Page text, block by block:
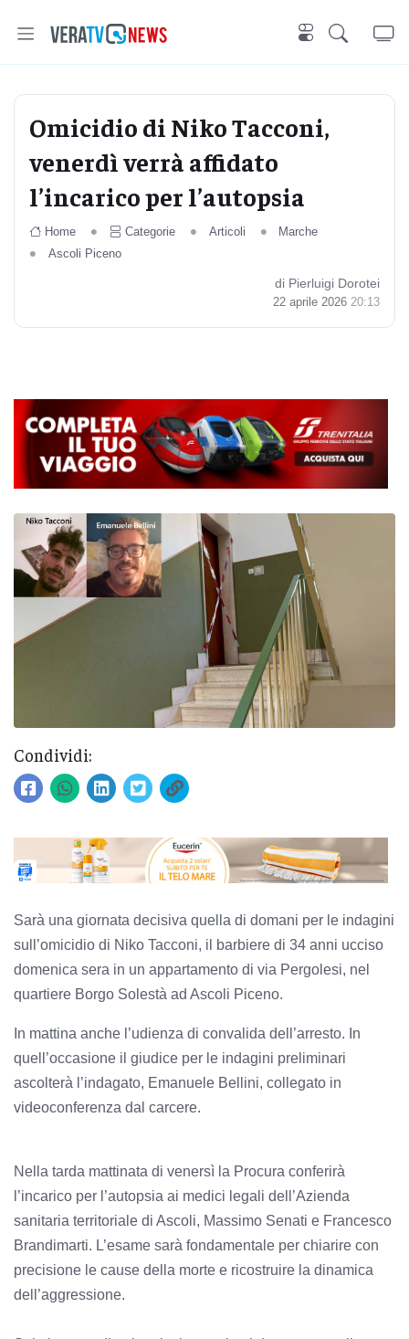
Omicidio di Niko Tacconi,
venerdì verrà affidato
l’incarico per l’autopsia
Home Categorie Articoli
Marche
Ascoli Piceno
di Pierluigi Dorotei
22 aprile 2026 20:13
Condividi:
Sarà una giornata decisiva quella di domani per le indagini
sull’omicidio di Niko Tacconi, il barbiere di 34 anni ucciso
domenica sera in un appartamento di via Pergolesi, nel
quartiere Borgo Solestà ad Ascoli Piceno.
In mattina anche l’udienza di convalida dell’arresto. In
quell’occasione il giudice per le indagini preliminari
ascolterà l’indagato, Emanuele Bellini, collegato in
videoconferenza dal carcere.
Nella tarda mattinata di venersì la Procura conferirà
l’incarico per l’autopsia ai medici legali dell’Azienda
sanitaria territoriale di Ascoli, Massimo Senati e Francesco
Brandimarti. L’esame sarà fondamentale per chiarire con
precisione le cause della morte e ricostruire la dinamica
dell’aggressione.